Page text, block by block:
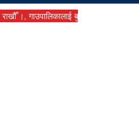
गाउपालिकालाई बुझाउनु पर्ने कर दस्तुर